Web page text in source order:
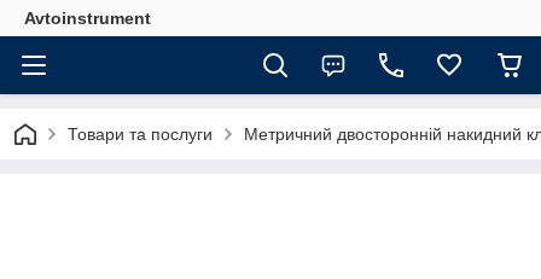
Avtoinstrument
Товари та послуги Метричний двосторонній накидний